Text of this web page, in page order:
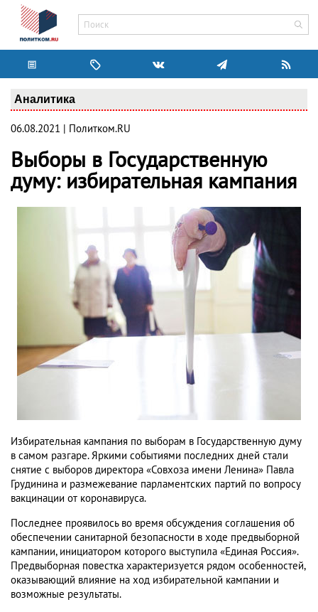
Аналитика
06.08.2021 | Политком.RU
Выборы в Государственную
думу: избирательная кампания
Избирательная кампания по выборам в Государственную думу
в самом разгаре. Яркими событиями последних дней стали
снятие с выборов директора «Совхоза имени Ленина» Павла
Грудинина и размежевание парламентских партий по вопросу
вакцинации от коронавируса.
Последнее проявилось во время обсуждения соглашения об
обеспечении санитарной безопасности в ходе предвыборной
кампании, инициатором которого выступила «Единая Россия».
Предвыборная повестка характеризуется рядом особенностей,
оказывающий влияние на ход избирательной кампании и
возможные результаты.